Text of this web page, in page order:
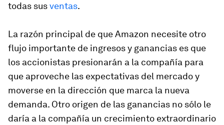
todas susventas.
La razón principal de que Amazon necesite otro
flujo importante de ingresos y ganancias es que
los accionistas presionarán a la compañía para
que aproveche las expectativas del mercado y
moverse en la dirección que marca la nueva
demanda. Otro origen de las ganancias no sólo le
daría a la compañía un crecimiento extraordinario